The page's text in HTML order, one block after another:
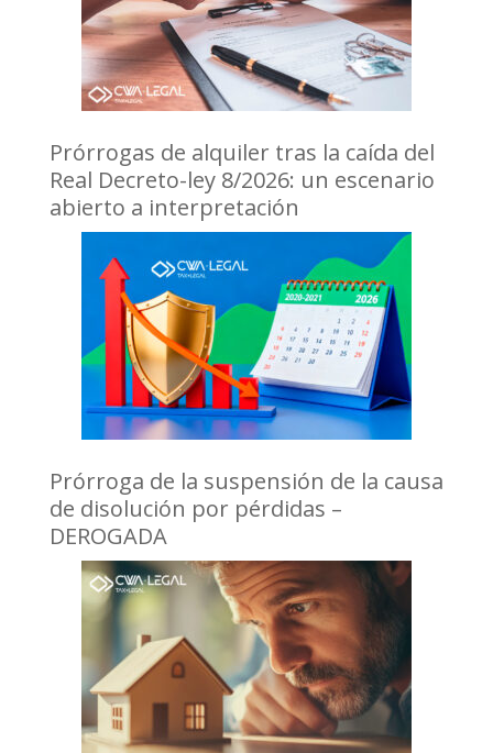
Prórrogas de alquiler tras la caída del
Real Decreto-ley 8/2026: un escenario
abierto a interpretación
Prórroga de la suspensión de la causa
de disolución por pérdidas –
DEROGADA